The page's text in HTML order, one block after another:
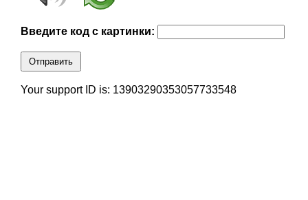
Введите код с картинки:
Отправить
Your support ID is: 13903290353057733548